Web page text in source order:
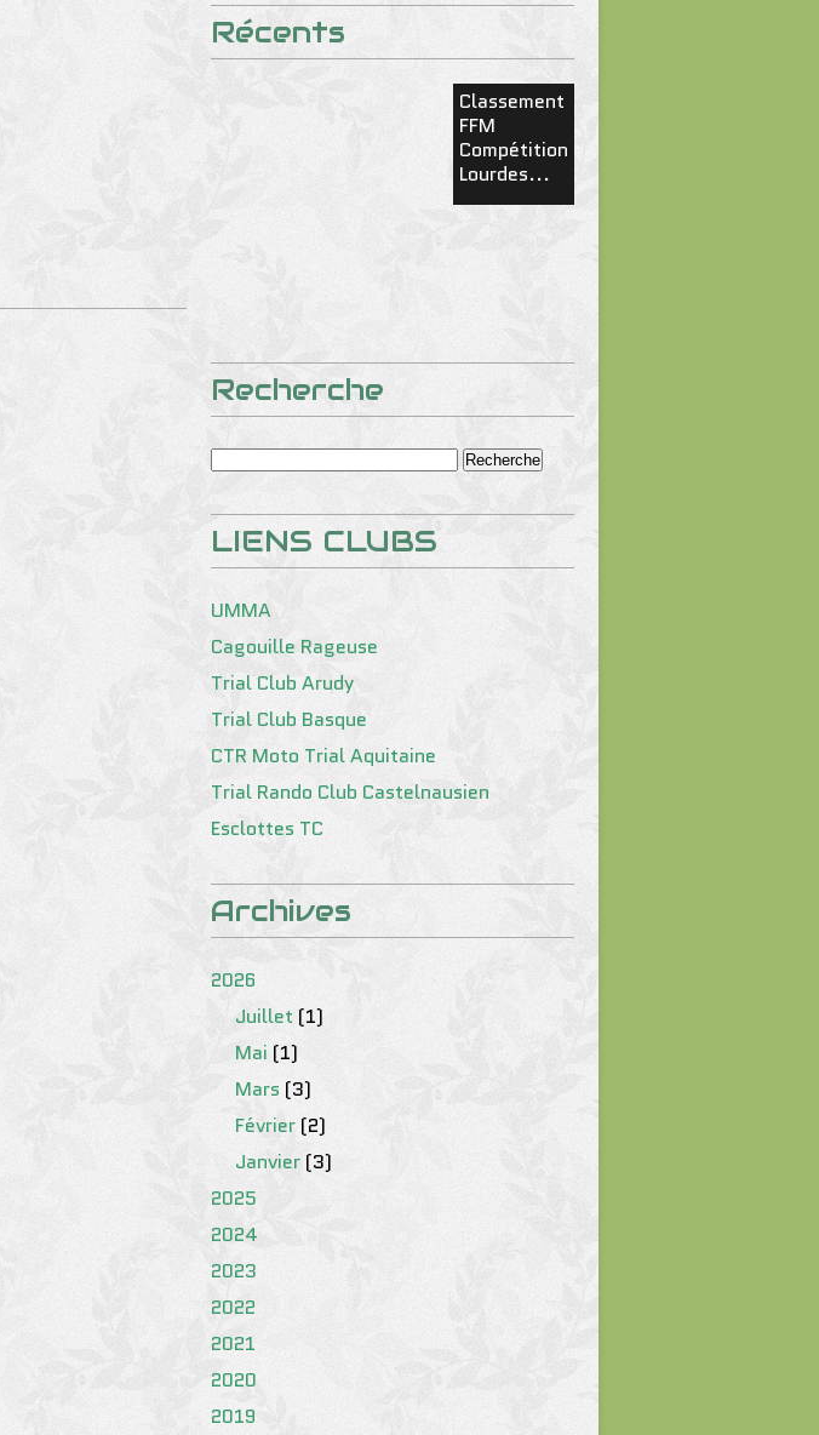
Récents
Classement
FFM
Compétition
Lourdes...
Recherche
LIENS CLUBS
UMMA
Cagouille Rageuse
Trial Club Arudy
Trial Club Basque
CTR Moto Trial Aquitaine
Trial Rando Club Castelnausien
Esclottes TC
Archives
2026
Juillet (1)
Mai (1)
Mars (3)
Février (2)
Janvier (3)
2025
2024
2023
2022
2021
2020
2019